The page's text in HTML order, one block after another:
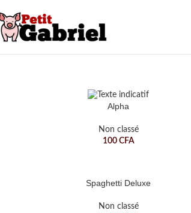
Alpha
Non classé
100 CFA
Spaghetti Deluxe
Non classé